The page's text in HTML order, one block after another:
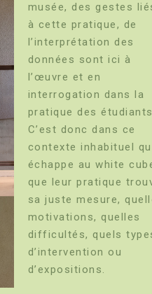
musée, des gestes
à cette pratique, de
l’interprétation des
données sont ici à
l’œuvre et en
interrogation dans la
pratique des
C’est donc dans ce
contexte inhabituel
échappe au white
que leur pratique
sa juste mesure,
motivations, quelles
difficultés, quels
d’intervention ou
d’expositions.